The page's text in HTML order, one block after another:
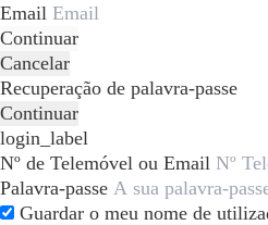
Email
Continuar
Cancelar
Recuperação de palavra-passe
Continuar
login_label
Nº de Telemóvel ou Email
Palavra-passe
Guardar o meu nome de